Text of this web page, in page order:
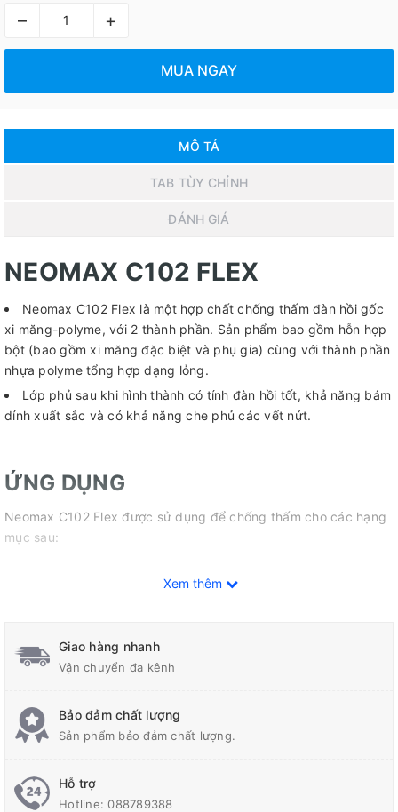
– +
MUA NGAY
MÔ TẢ
TAB TÙY CHỈNH
ĐÁNH GIÁ
NEOMAX C102 FLEX
Neomax C102 Flex là một hợp chất chống thấm đàn hồi gốc
xi măng-polyme, với 2 thành phần. Sản phẩm bao gồm hỗn hợp
bột (bao gồm xi măng đặc biệt và phụ gia) cùng với thành phần
nhựa polyme tổng hợp dạng lỏng.
Lớp phủ sau khi hình thành có tính đàn hồi tốt, khả năng bám
dính xuất sắc và có khả năng che phủ các vết nứt.
ỨNG DỤNG
Neomax C102 Flex được sử dụng để chống thấm cho các hạng
mục sau:
Bồn trồng cây, bồn hoa
Khu vệ sinh
Bể bơi, bể nước cứu hoả
Bể nuôi sinh vật cảnh
Các hạng mục phần ngầm khác
Xem thêm
Giao hàng nhanh
Vận chuyển đa kênh
Bảo đảm chất lượng
Sản phẩm bảo đảm chất lượng.
Hỗ trợ
Hotline:088789388